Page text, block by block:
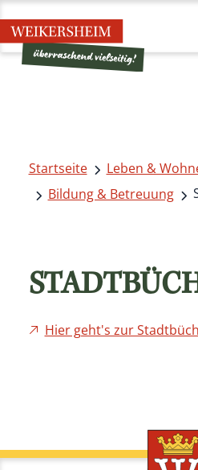
Startseite
Leben &
Bildung & Betreuung
Hier geht's zur